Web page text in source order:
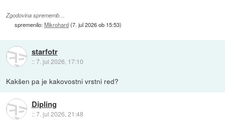
Zgodovina sprememb…
spremenilo:Mikrohard(7. jul 2026 ob 15:53)
starfotr
::7. jul 2026, 17:10
Kakšen pa je kakovostni vrstni red?
Dipling
::7. jul 2026, 21:48